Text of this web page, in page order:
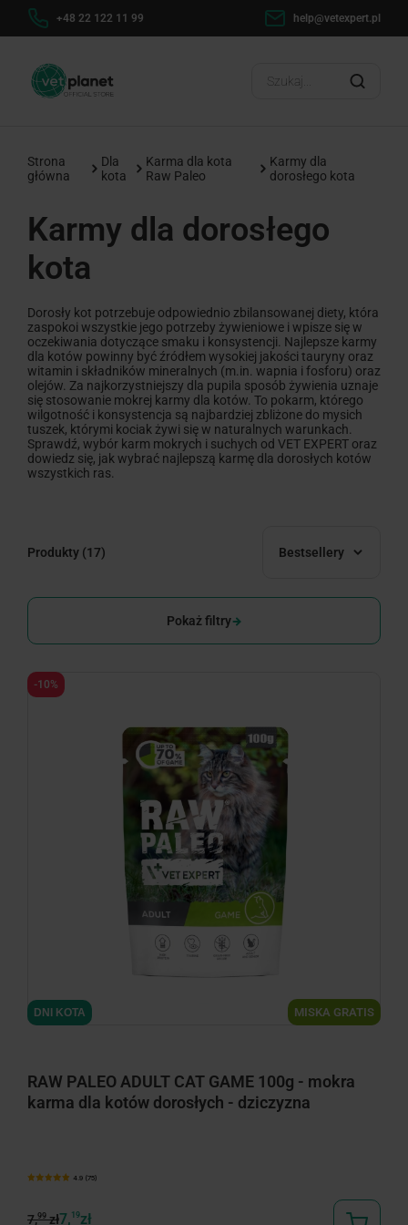
help@vetexpert.plDostawa od 0 zł Wysyłka
Strona
główna
Dla
kota
Karma dla kota
Raw Paleo
Karmy dla
dorosłego kota
Karmy dla dorosłego
kota
Dorosły kot potrzebuje odpowiednio zbilansowanej diety, która
zaspokoi wszystkie jego potrzeby żywieniowe i wpisze się w
oczekiwania dotyczące smaku i konsystencji. Najlepsze karmy
dla kotów powinny być źródłem wysokiej jakości tauryny oraz
witamin i składników mineralnych (m.in. wapnia i fosforu) oraz
olejów. Za najkorzystniejszy dla pupila sposób żywienia uznaje
się stosowanie mokrej karmy dla kotów. To pokarm, którego
wilgotność i konsystencja są najbardziej zbliżone do mysich
tuszek, którymi kociak żywi się w naturalnych warunkach.
Sprawdź, wybór karm mokrych i suchych od VET EXPERT oraz
dowiedz się, jak wybrać najlepszą karmę dla dorosłych kotów
wszystkich ras.
Produkty (17) Bestsellery
Pokaż filtry
MISKA GRATIS
DNI KOTA
RAW PALEO ADULT CAT GAME 100g - mokra
karma dla kotów dorosłych - dziczyzna
4.9 (75)
7,99zł7, 19zł
-10%